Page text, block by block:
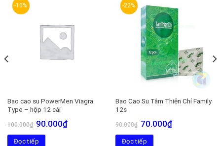
-10%
Bao cao su PowerMen Viagra
Type – hộp 12 cái
100.000₫ Giá
gốc
là:
100.000₫.
90.000₫Giá
Đọc tiếp
-22%
Bao Cao Su Tâm Thiện Chí Family
12s
90.000₫ Giá
gốc
là:
90.000₫.
70.000₫Giá
Đọc tiếp